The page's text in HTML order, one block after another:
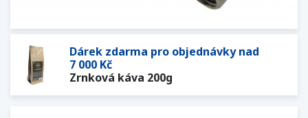
Dárek zdarma pro objednávky nad
7 000 Kč
Zrnková káva 200g